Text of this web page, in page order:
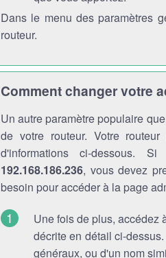
Dans le menu des paramètres
routeur.
Comment changer votre
Un autre paramètre populaire
de votre routeur. Votre
d'informations ci-dessous.
192.168.186.236, vous devez
besoin pour accéder à la page
Une fois de plus, accédez
décrite en détail ci-
généraux, ou d'un nom